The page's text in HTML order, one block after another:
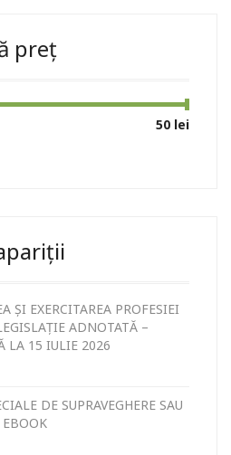
preț
50 lei
ȘI EXERCITAREA PROFESIEI
ADNOTATĂ –
LA 15 IULIE 2026
DE SUPRAVEGHERE SAU
EBOOK